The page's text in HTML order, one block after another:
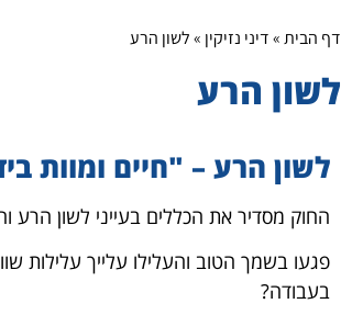
דף הבית»דיני נזיקין »לשון הרע
לשון הרע
לשון הרע – "חיים ומוות
החוק מסדיר את הכללים בעייני לשון הרע
פגעו בשמך הטוב והעלילו עלייך עלילות
בעבודה?